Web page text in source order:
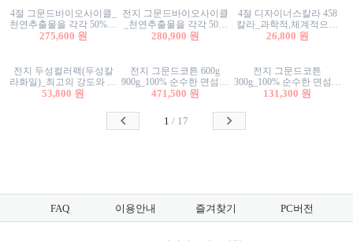
4절 그문드바이오사이클_
천연추출물을 각각 50%이
상 함유한 친환경그래픽
275,600 원
전지 그문드바이오사이클
_천연추출물을 각각 50%
이상 함유한 친환경그래
280,900 원
4절 디자이너스칼라 458
칼라_과학적,체계적으로
분류된 200색을 갖춘 색지
26,800 원
전지 두성컬러팩(두성칼
라화일)_최고의 강도와 평
활성을 지닌 다양한 컬러
53,800 원
전지 그문드코튼 600g
900g_100% 순수한 면섬유
로 만든 친환경프리미엄
471,500 원
전지 그문드코튼
300g_100% 순수한 면섬유
로 만든 친환경프리미엄
131,300 원
1 / 17
FAQ 이용안내 즐겨찾기 PC버전